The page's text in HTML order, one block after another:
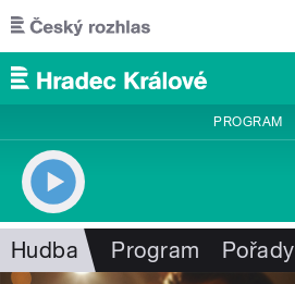
Přejít k hlavnímu obsahu
PROGRAM
Hudba Program Pořady